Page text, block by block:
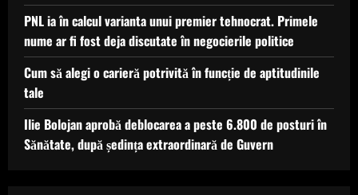
PNL ia în calcul varianta unui premier tehnocrat. Primele
nume ar fi fost deja discutate în negocierile politice
Cum să alegi o carieră potrivită în funcție de aptitudinile
tale
Ilie Bolojan aprobă deblocarea a peste 6.800 de posturi în
Sănătate, după ședința extraordinară de Guvern